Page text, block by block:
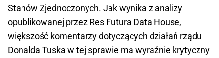
Stanów Zjednoczonych. Jak wynika z analizy
opublikowanej przez Res Futura Data House,
większość komentarzy dotyczących działań rządu
Donalda Tuska w tej sprawie ma wyraźnie krytyczny